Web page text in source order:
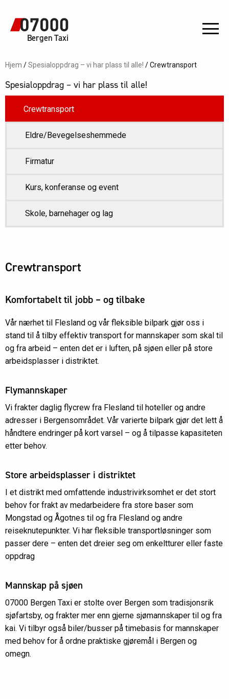
Bergen Taxi
Hjem /Spesialoppdrag – vi har plass til alle! /Crewtransport
Spesialoppdrag – vi har plass til alle!
Crewtransport
Eldre/Bevegelseshemmede
Firmatur
Kurs, konferanse og event
Skole, barnehager og lag
Crewtransport
Komfortabelt til jobb – og tilbake
Vår nærhet til Flesland og vår fleksible bilpark gjør oss i
stand til å tilby effektiv transport for mannskaper som skal til
og fra arbeid – enten det er i luften, på sjøen eller på store
arbeidsplasser i distriktet.
Flymannskaper
Vi frakter daglig flycrew fra Flesland til hoteller og andre
adresser i Bergensområdet. Vår varierte bilpark gjør det lett å
håndtere endringer på kort varsel – og å tilpasse kapasiteten
etter behov.
Store arbeidsplasser i distriktet
I et distrikt med omfattende industrivirksomhet er det stort
behov for frakt av medarbeidere fra store baser som
Mongstad og Ågotnes til og fra Flesland og andre
reiseknutepunkter. Vi har fleksible transportløsninger som
passer dere – enten det dreier seg om enkeltturer eller faste
oppdrag
Mannskap på sjøen
07000 Bergen Taxi er stolte over Bergen som tradisjonsrik
sjøfartsby, og frakter mer enn gjerne sjømannskaper til og fra
kai. Vi tilbyr også biler/busser på timebasis for mannskaper
med behov for å ordne praktiske gjøremål i Bergen og
omegn.